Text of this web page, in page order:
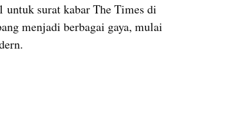
untuk surat kabar The Times di
menjadi berbagai gaya, mulai